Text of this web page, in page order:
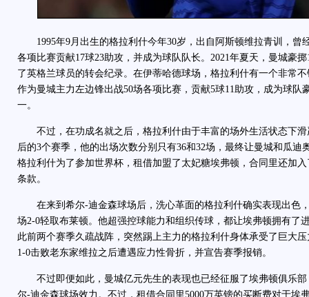
1995年9月出生的格拉利什今年30岁，出自阿斯顿维拉青训，曾
各项比赛贡献17球23助攻，并成为球队队长。2021年夏天，曼城豪
了英格兰球员的转会纪录。在伊蒂哈德球场，格拉利什有一个非常
作为曼城主力左边锋出战50场各项比赛，贡献5球11助攻，成为球队
一。
不过，在功成名就之后，格拉利什由于丰富的场外生活状态下滑
后的3个赛季，他的出场次数分别只有36和32场，最终让曼城和瓜迪
格拉利什为了参加世界杯，租借加盟了太妃糖埃弗顿，合同里还加
条款。
在来到希尔-迪金森球场后，洗心革面的格拉利什确实表现出色
场2-0轻取布莱顿。他超强控球能力和组织传球，都让埃弗顿拥有了
此前两个赛季久疏战阵，突然踢上主力的格拉利什身体承受了巨大
1-0击败老东家维拉之后遭遇应力性骨折，并宣告赛季报销。
不过即便如此，曼城亿元先生的表现也已经征服了埃弗顿俱乐部
尔-迪金森球场效力。不过，租借合同里5000万英镑的买断费对于埃